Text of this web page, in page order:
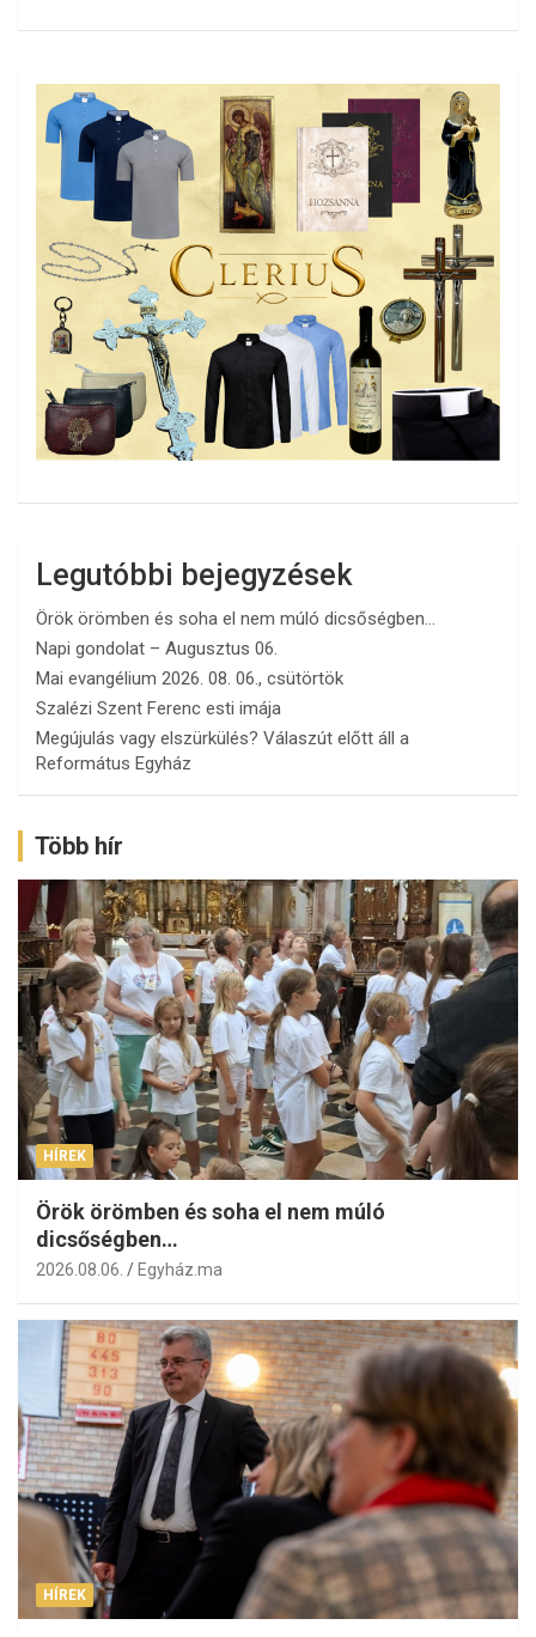
Legutóbbi bejegyzések
Örök örömben és soha el nem múló dicsőségben…
Napi gondolat – Augusztus 06.
Mai evangélium 2026. 08. 06., csütörtök
Szalézi Szent Ferenc esti imája
Megújulás vagy elszürkülés? Válaszút előtt áll a
Református Egyház
Több hír
HÍREK
Örök örömben és soha el nem múló
dicsőségben…
2026.08.06. Egyház.ma
HÍREK